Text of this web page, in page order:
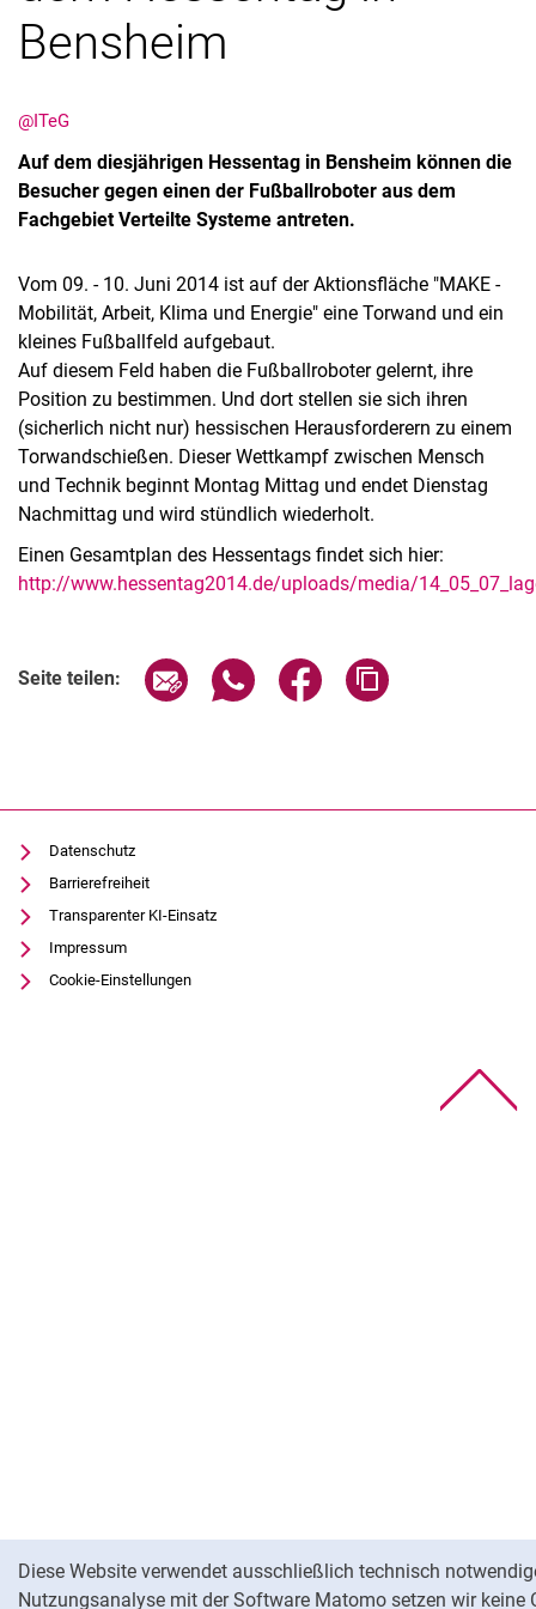
Diese Website verwendet ausschließlich technisch
Nutzungsanalyse mit der Software Matomo setzen wir keine
Bensheim
@ITeG
Auf dem diesjährigen Hessentag in Bensheim können die
Besucher gegen einen der Fußballroboter aus dem
Fachgebiet Verteilte Systeme antreten.
Vom 09. - 10. Juni 2014 ist auf der Aktionsfläche "MAKE -
Mobilität, Arbeit, Klima und Energie" eine Torwand und ein
kleines Fußballfeld aufgebaut.
Auf diesem Feld haben die Fußballroboter gelernt, ihre
Position zu bestimmen. Und dort stellen sie sich ihren
(sicherlich nicht nur) hessischen Herausforderern zu einem
Torwandschießen. Dieser Wettkampf zwischen Mensch
und Technik beginnt Montag Mittag und endet Dienstag
Nachmittag und wird stündlich wiederholt.
Einen Gesamtplan des Hessentags findet sich hier:
http://www.hessentag2014.de/uploads/media/
Seite teilen: Seite über E-Mail teilen
Seite über WhatsApp teilen
Seite über Facebook
Datenschutz
Barrierefreiheit
Transparenter KI-Einsatz
Impressum
Cookie-Einstellungen